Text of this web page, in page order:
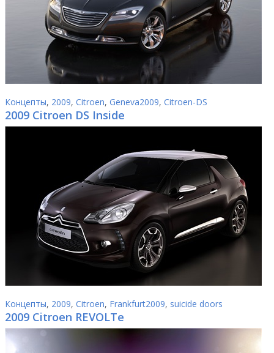
Концепты, 2009, Citroen, Geneva2009, Citroen-DS
2009 Citroen DS Inside
Концепты, 2009, Citroen, Frankfurt2009, suicide doors
2009 Citroen REVOLTe